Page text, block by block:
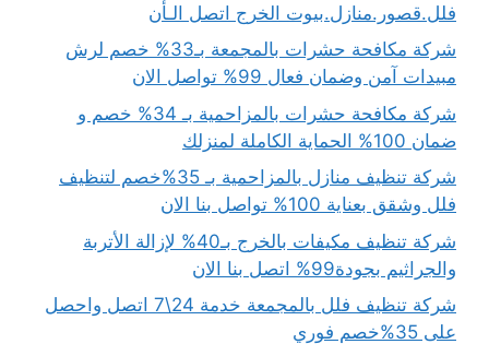
فلل.قصور.منازل.بيوت الخرج اتصل الـأن
شركة مكافحة حشرات بالمجمعة بـ33% خصم لرش
مبيدات آمن وضمان فعال 99% تواصل الان
شركة مكافحة حشرات بالمزاحمية بـ 34% خصم و
ضمان 100% الحماية الكاملة لمنزلك
شركة تنظيف منازل بالمزاحمية بـ 35%خصم لتنظيف
فلل وشقق بعناية 100% تواصل بنا الان
شركة تنظيف مكيفات بالخرج بـ40% لإزالة الأتربة
والجراثيم بجودة99% اتصل بنا الان
شركة تنظيف فلل بالمجمعة خدمة 24\7 اتصل واحصل
على 35%خصم فوري